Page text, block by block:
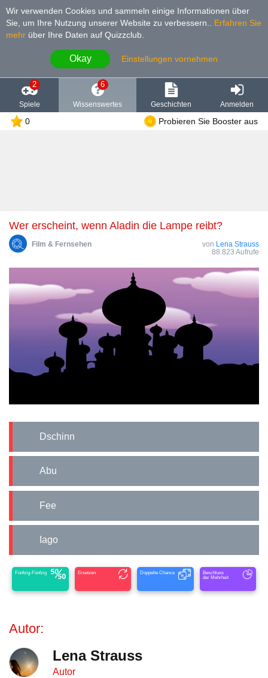
Wir verwenden Cookies und sammeln einige Informationen über
Sie, um Ihre Nutzung unserer Website zu verbessern.
Erfahren Sie
mehr über Ihre Daten auf Quizzclub.
Okay Einstellungen vornehmen
2
Spiele
6
Wissenswertes Geschichten Anmelden
0 Probieren Sie Booster aus
Wer erscheint, wenn Aladin die Lampe reibt?
Film & Fernsehen von Lena Strauss
88.823 Aufrufe
Dschinn
Abu
Fee
Iago
Fünfzig-Fünfzig Ersetzen Doppelte Chance
Beschluss
der Mehrheit
Autor:
Lena Strauss
Autor